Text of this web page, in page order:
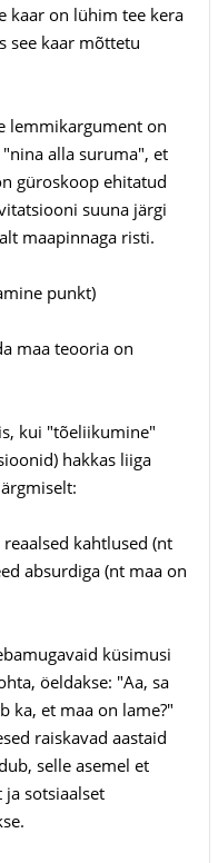
kaar on lühim tee kera
see kaar mõttetu
lemmikargument on
alla suruma", et
güroskoop ehitatud
suuna järgi
maapinnaga risti.
punkt)
maa teooria on
kui "tõeliikumine"
hakkas liiga
kahtlused (nt
absurdiga (nt maa on
küsimusi
öeldakse: "Aa, sa
ka, et maa on lame?"
raiskavad aastaid
selle asemel et
sotsiaalset